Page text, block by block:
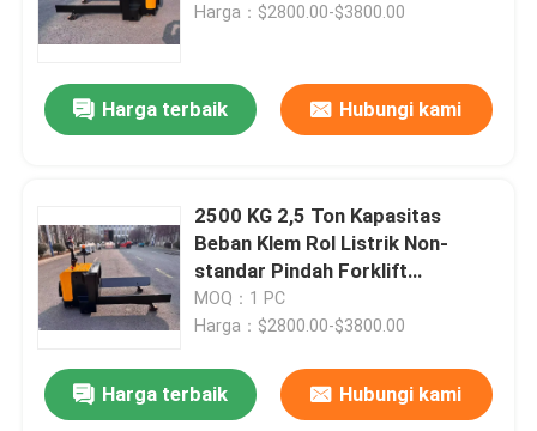
Pemesanan truk forklift
Kendaraan AGV yang dipandu secara otomatis
Harga：$2800.00-$3800.00
Harga terbaik Hubungi kami
2500 KG 2,5 Ton Kapasitas
Beban Klem Rol Listrik Non-
standar Pindah Forklift
24V210AH
MOQ：1 PC
Harga：$2800.00-$3800.00
Harga terbaik Hubungi kami